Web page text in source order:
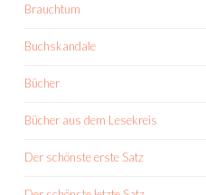
Brauchtum
Buchskandale
Bücher
Bücher aus dem Lesekreis
Der schönste erste Satz